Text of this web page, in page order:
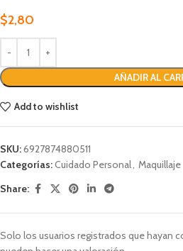
$2,80
AÑADIR AL
Add to wishlist
SKU:6927874880511
Categorías:Cuidado Personal
Maquillaje
Share:
Solo los usuarios registrados que hayan